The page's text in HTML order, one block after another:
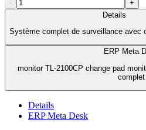
-
+
Details
Système complet de surveillance avec
ERP Meta
monitor TL-2100CP change pad
complet
Details
ERP Meta Desk